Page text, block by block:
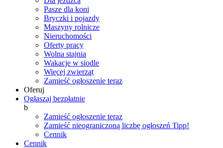
Pasze dla koni
Bryczki i pojazdy
Maszyny rolnicze
Nieruchomości
Oferty pracy
Wolna stajnia
Wakacje w siodle
Więcej zwierząt
Zamieść ogłoszenie teraz
Oferuj
Ogłaszaj bezpłatnie
b
Zamieść ogłoszenie teraz
Zamieść nieograniczoną liczbę ogłoszeń Tipp!
Cennik
Cennik